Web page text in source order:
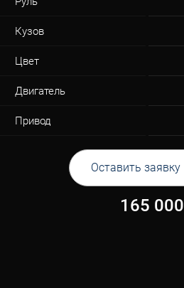
Кузов
Цвет
Двигатель
Привод
Оставить заявку
165 000